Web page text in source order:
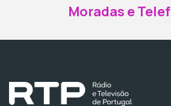
Moradas e